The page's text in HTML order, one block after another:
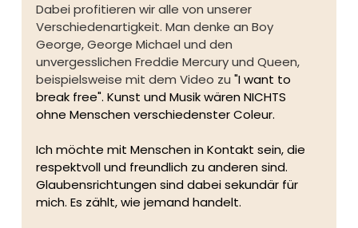
Dabei profitieren wir alle von unserer
Verschiedenartigkeit. Man denke an Boy
George, George Michael und den
unvergesslichen Freddie Mercury und Queen,
beispielsweise mit dem Video zu "I want to
break free". Kunst und Musik wären NICHTS
ohne Menschen verschiedenster Coleur.
Ich möchte mit Menschen in Kontakt sein, die
respektvoll und freundlich zu anderen sind.
Glaubensrichtungen sind dabei sekundär für
mich. Es zählt, wie jemand handelt.